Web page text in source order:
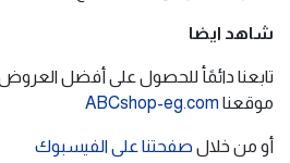
شاهد ايضا
تابعنا دائمًأ للحصول على أفضل
موقعنا ABCshop-eg.com
أو من خلال صفحتنا على الفيسبوك